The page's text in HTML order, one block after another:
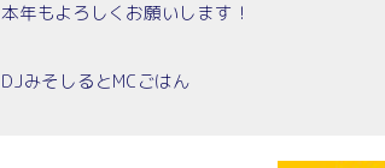
本年もよろしくお願いします！
DJみそしるとMCごはん